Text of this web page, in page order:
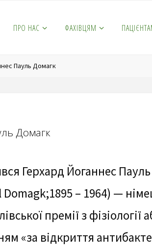
ПРО НАС ФАХІВЦЯМ
Пауль Домагк
Домагк
Герхард Йоганнес
– 1964) —
премії з
«за відкриття